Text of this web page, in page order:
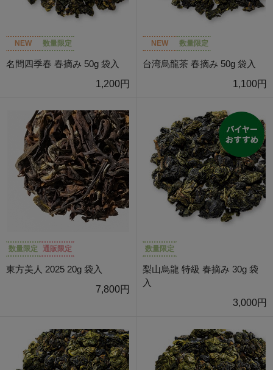
NEW 数量限定
名間四季春 春摘み 50g 袋入
1,200円
NEW 数量限定
台湾烏龍茶 春摘み 50g 袋入
1,100円
数量限定 通販限定
東方美人 2025 20g 袋入
7,800円
数量限定
梨山烏龍 特級 春摘み 30g 袋
入
3,000円